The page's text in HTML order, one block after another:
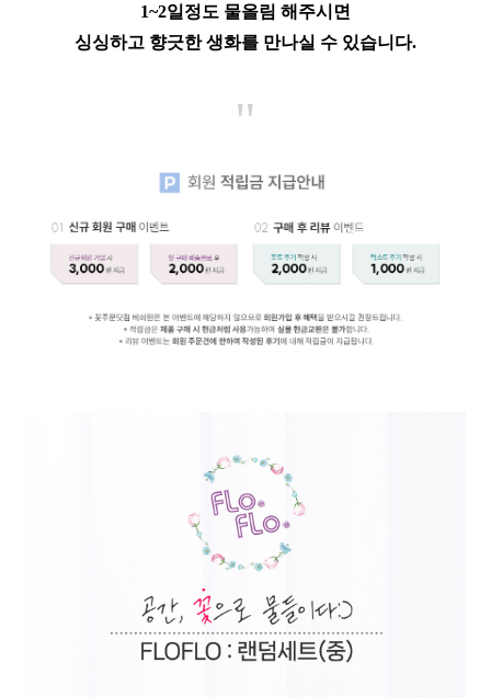
1~2일정도 물올림 해주시면
싱싱하고 향긋한 생화를 만나실 수 있습니다.
"